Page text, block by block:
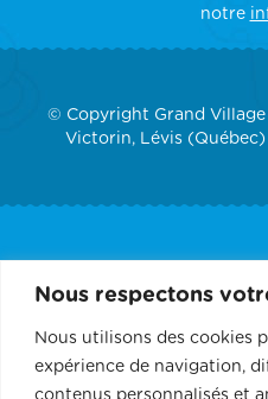
Nous respectons
Nous utilisons des cookies
expérience de navigation,
contenus personnalisés et
notre
© Copyright Grand Village
Victorin, Lévis (Québec)
GRAND